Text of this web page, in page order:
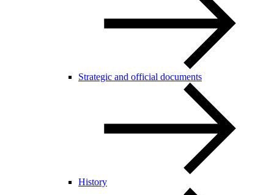
Strategic and official documents
History